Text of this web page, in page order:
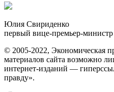
Юлия Свириденко
первый вице-премьер-
© 2005-2022, Экономическая
материалов сайта возможно
интернет-изданий —
правду».